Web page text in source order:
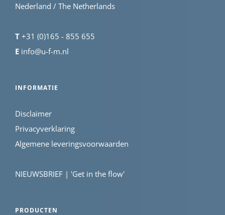
Nederland / The Netherlands
T +31 (0)165 - 855 655
E info@u-f-m.nl
INFORMATIE
Disclaimer
Privacyverklaring
Algemene leveringsvoorwaarden
NIEUWSBRIEF | 'Get in the flow'
PRODUCTEN